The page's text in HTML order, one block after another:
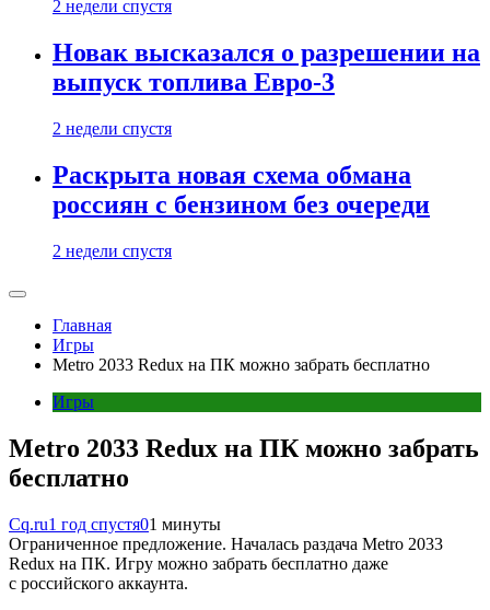
2 недели спустя
Новак высказался о разрешении на
выпуск топлива Евро-3
2 недели спустя
Раскрыта новая схема обмана
россиян с бензином без очереди
2 недели спустя
Главная
Игры
Metro 2033 Redux на ПК можно забрать бесплатно
Игры
Metro 2033 Redux на ПК можно забрать
бесплатно
Cq.ru1 год спустя01 минуты
Ограниченное предложение. Началась раздача Metro 2033
Redux на ПК. Игру можно забрать бесплатно даже
с российского аккаунта.